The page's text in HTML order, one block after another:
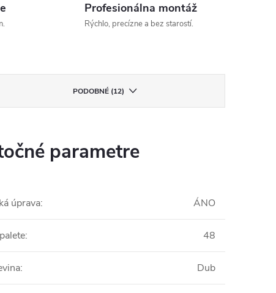
Profesionálna montáž
Rýchlo, precízne a bez starostí.
PODOBNÉ (12)
parametre
úprava: ÁNO
: 48
: Dub